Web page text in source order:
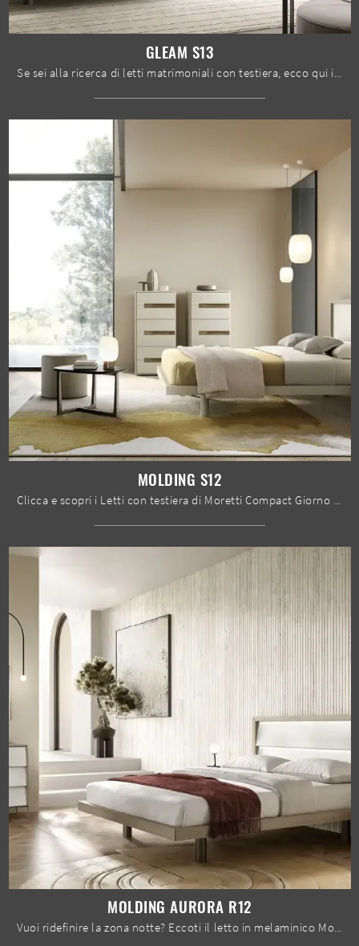
GLEAM S13
Se sei alla ricerca di letti matrimoniali con testiera, ecco qui il modello Gleam S13 in laccato opaco per valorizzare la camera da letto.
MOLDING S12
Clicca e scopri i Letti con testiera di Moretti Compact Giorno Notte! Il modello Molding S12 in melaminico ti aspetta nelle versioni matrimoniali.
MOLDING AURORA R12
Vuoi ridefinire la zona notte? Eccoti il letto in melaminico Molding Aurora R12 di Moretti Compact Giorno Notte per spazi moderni.